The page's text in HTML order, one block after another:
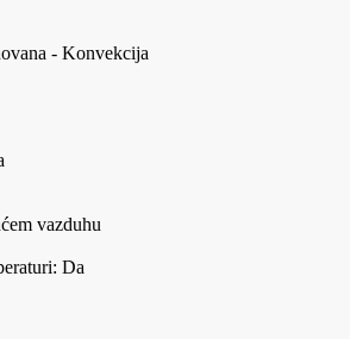
- Konvekcija
vazduhu
Da